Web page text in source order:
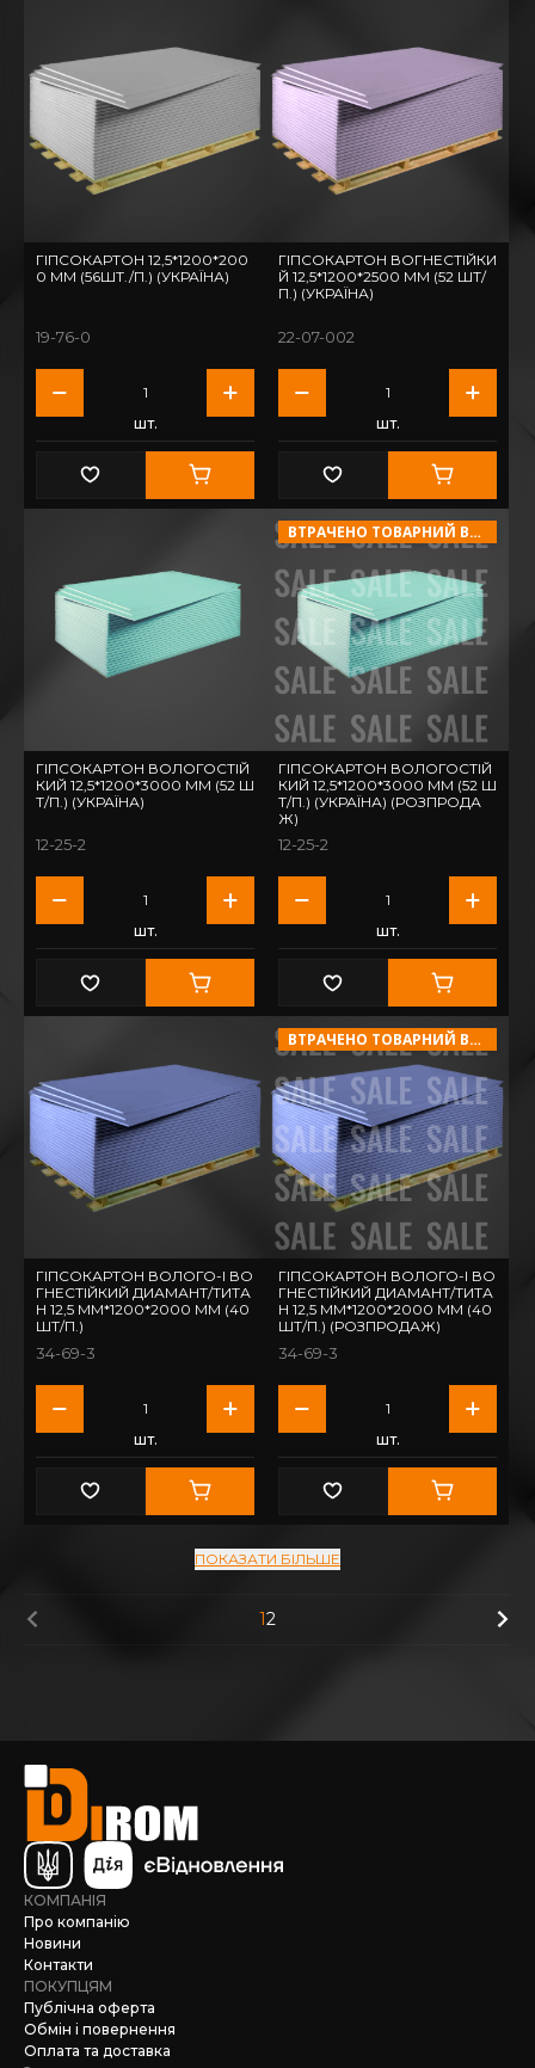
ГІПСОКАРТОН 12,5*1200*200
0 ММ (56ШТ./П.) (УКРАЇНА)
19-76-0
шт.
ГІПСОКАРТОН ВОГНЕСТІЙКИ
Й 12,5*1200*2500 ММ (52 ШТ/
П.) (УКРАЇНА)
22-07-002
шт.
ГІПСОКАРТОН ВОЛОГОСТІЙ
КИЙ 12,5*1200*3000 ММ (52 Ш
Т/П.) (УКРАЇНА)
12-25-2
шт.
ВТРАЧЕНО ТОВАРНИЙ ВИГЛЯД!
ГІПСОКАРТОН ВОЛОГОСТІЙ
КИЙ 12,5*1200*3000 ММ (52 Ш
Т/П.) (УКРАЇНА) (РОЗПРОДА
Ж)
12-25-2
шт.
ГІПСОКАРТОН ВОЛОГО-І ВО
ГНЕСТІЙКИЙ ДИАМАНТ/ТИТА
Н 12,5 ММ*1200*2000 ММ (40
ШТ/П.)
34-69-3
шт.
ВТРАЧЕНО ТОВАРНИЙ ВИГЛЯД!
ГІПСОКАРТОН ВОЛОГО-І ВО
ГНЕСТІЙКИЙ ДИАМАНТ/ТИТА
Н 12,5 ММ*1200*2000 ММ (40
ШТ/П.) (РОЗПРОДАЖ)
34-69-3
шт.
ПОКАЗАТИ БІЛЬШЕ
12
КОМПАНІЯ
Про компанію
Новини
Контакти
ПОКУПЦЯМ
Публічна оферта
Обмін і повернення
Оплата та доставка